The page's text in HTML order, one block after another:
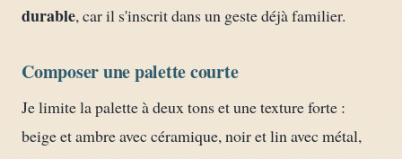
durable, car il s'inscrit dans un geste déjà familier.
Composer une palette courte
Je limite la palette à deux tons et une texture forte :
beige et ambre avec céramique, noir et lin avec métal,